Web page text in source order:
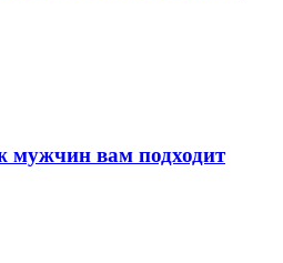
мужчин вам подходит